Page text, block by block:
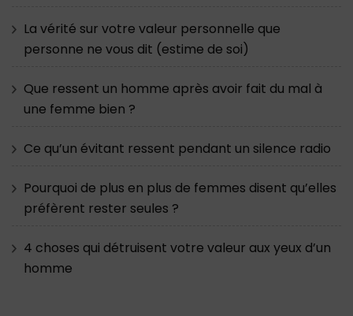
La vérité sur votre valeur personnelle que
personne ne vous dit (estime de soi)
Que ressent un homme après avoir fait du mal à
une femme bien ?
Ce qu’un évitant ressent pendant un silence radio
Pourquoi de plus en plus de femmes disent qu’elles
préfèrent rester seules ?
4 choses qui détruisent votre valeur aux yeux d’un
homme